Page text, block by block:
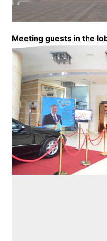
Meeting guests in the